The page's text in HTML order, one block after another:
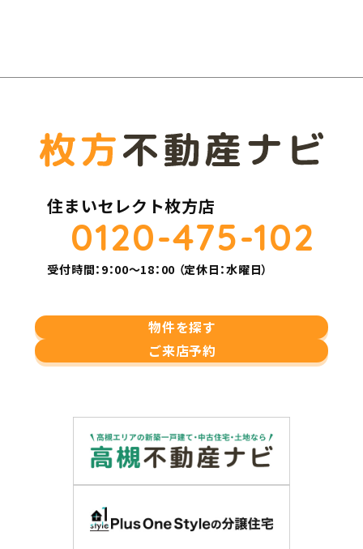
住まいセレクト枚方店
0120-475-102
受付時間：9：00～18：00 （定休日：水曜日）
物件を探す
ご来店予約